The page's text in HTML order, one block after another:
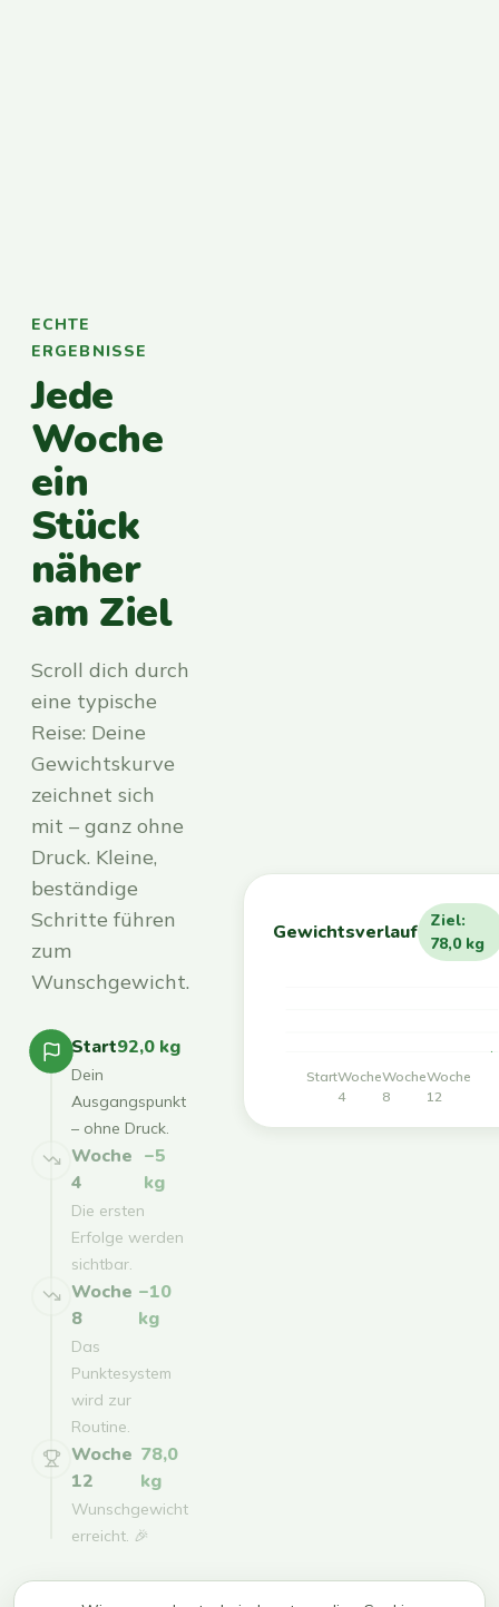
ECHTE
ERGEBNISSE
Jede
Woche
ein
Stück
näher
am Ziel
Scroll dich durch
eine typische
Reise: Deine
Gewichtskurve
zeichnet sich
mit – ganz ohne
Druck. Kleine,
beständige
Schritte führen
zum
Wunschgewicht.
Start92,0 kg
Dein
Ausgangspunkt
– ohne Druck.
Woche
4
−5
kg
Die ersten
Erfolge werden
sichtbar.
Woche
8
−10
kg
Das
Punktesystem
wird zur
Routine.
Woche
12
78,0
kg
Wunschgewicht
erreicht. 🎉
Gewichtsverlauf
Ziel:
78,0 kg
StartWoche
4
Woche
8
Woche
12